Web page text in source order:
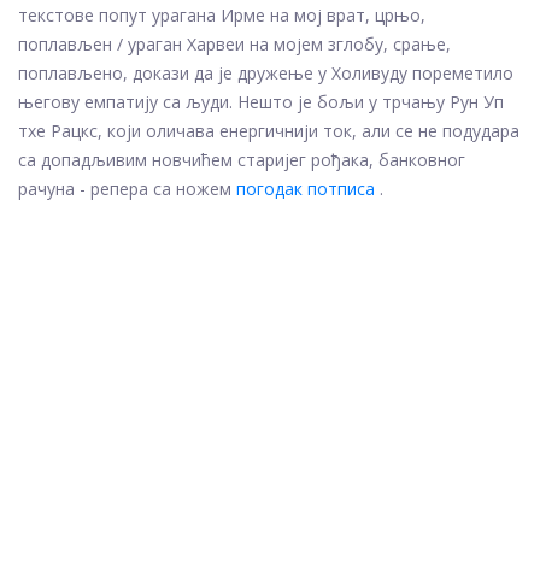
текстове попут урагана Ирме на мој врат, црњо,
поплављен / ураган Харвеи на мојем зглобу, срање,
поплављено, докази да је дружење у Холивуду пореметило
његову емпатију са људи. Нешто је бољи у трчању Рун Уп
тхе Рацкс, који оличава енергичнији ток, али се не подудара
са допадљивим новчићем старијег рођака, банковног
рачуна - репера са ножем погодак потписа .